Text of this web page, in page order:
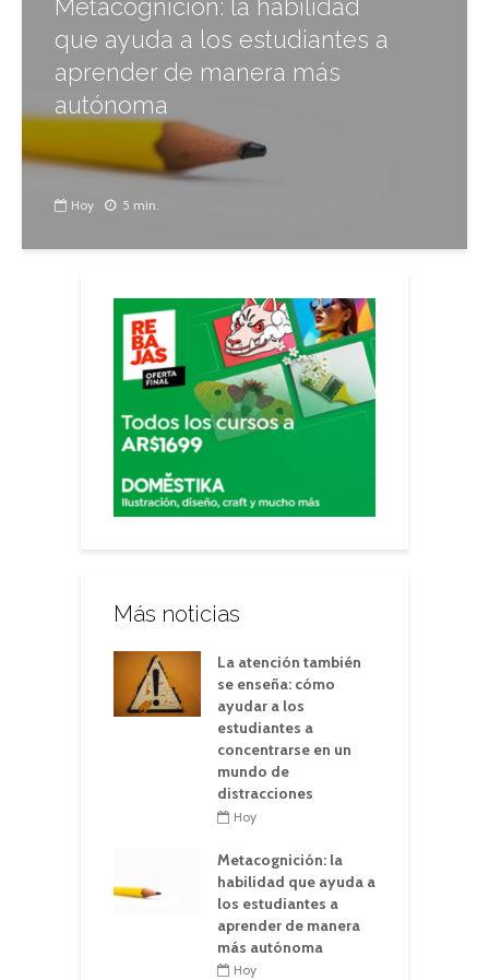
Metacognición: la habilidad
que ayuda a los estudiantes a
aprender de manera más
autónoma
Hoy 5 min.
Más noticias
La atención también
se enseña: cómo
ayudar a los
estudiantes a
concentrarse en un
mundo de
distracciones
Hoy
Metacognición: la
habilidad que ayuda a
los estudiantes a
aprender de manera
más autónoma
Hoy